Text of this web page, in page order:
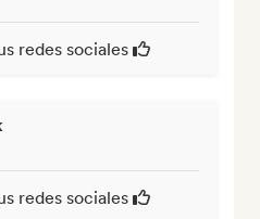
redes sociales
redes sociales